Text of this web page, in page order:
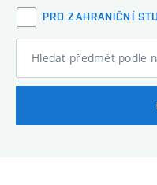
PRO ZAHRANIČNÍ
Hledat předmět podle